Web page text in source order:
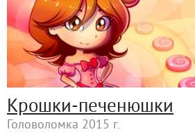
Крошки-печенюшки
Головоломка 2015 г.